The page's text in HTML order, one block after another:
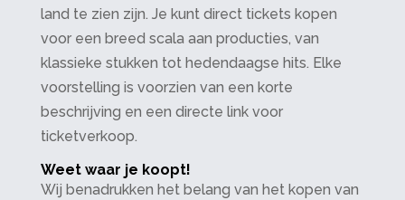
land te zien zijn. Je kunt direct tickets kopen
voor een breed scala aan producties, van
klassieke stukken tot hedendaagse hits. Elke
voorstelling is voorzien van een korte
beschrijving en een directe link voor
ticketverkoop.
Weet waar je koopt!
Wij benadrukken het belang van het kopen van